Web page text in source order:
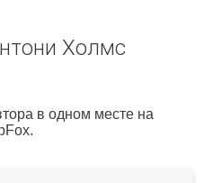
Холмс
в одном месте на